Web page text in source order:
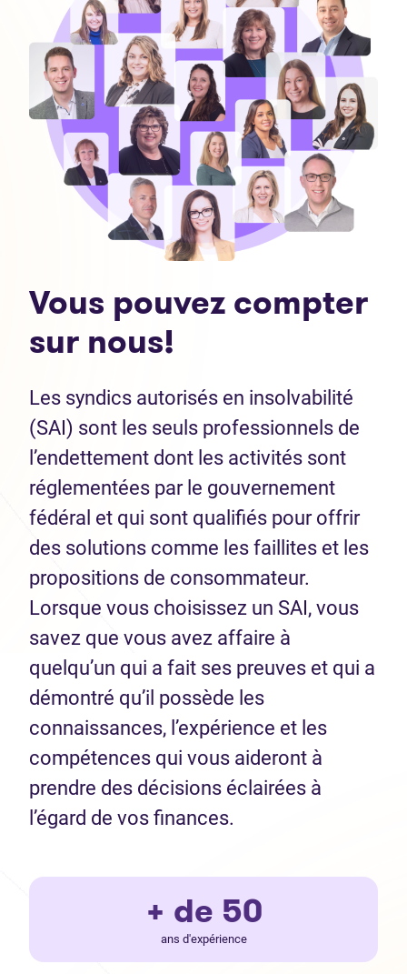
Vous pouvez compter
sur nous!
Les syndics autorisés en insolvabilité
(SAI) sont les seuls professionnels de
l’endettement dont les activités sont
réglementées par le gouvernement
fédéral et qui sont qualifiés pour offrir
des solutions comme les faillites et les
propositions de consommateur.
Lorsque vous choisissez un SAI, vous
savez que vous avez affaire à
quelqu’un qui a fait ses preuves et qui a
démontré qu’il possède les
connaissances, l’expérience et les
compétences qui vous aideront à
prendre des décisions éclairées à
l’égard de vos finances.
+ de 50
ans d'expérience